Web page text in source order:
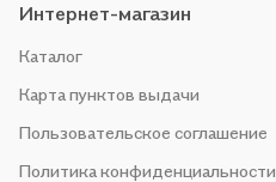
Интернет-магазин
Каталог
Карта пунктов выдачи
Пользовательское соглашение
Политика конфиденциальности